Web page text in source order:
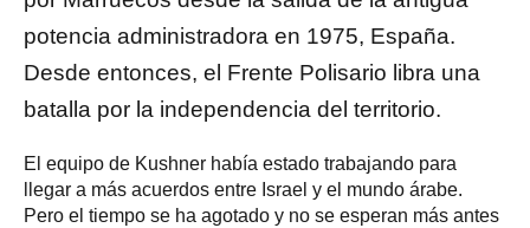
potencia administradora en 1975, España.
Desde entonces, el Frente Polisario libra una
batalla por la independencia del territorio.
El equipo de Kushner había estado trabajando para
llegar a más acuerdos entre Israel y el mundo árabe.
Pero el tiempo se ha agotado y no se esperan más antes